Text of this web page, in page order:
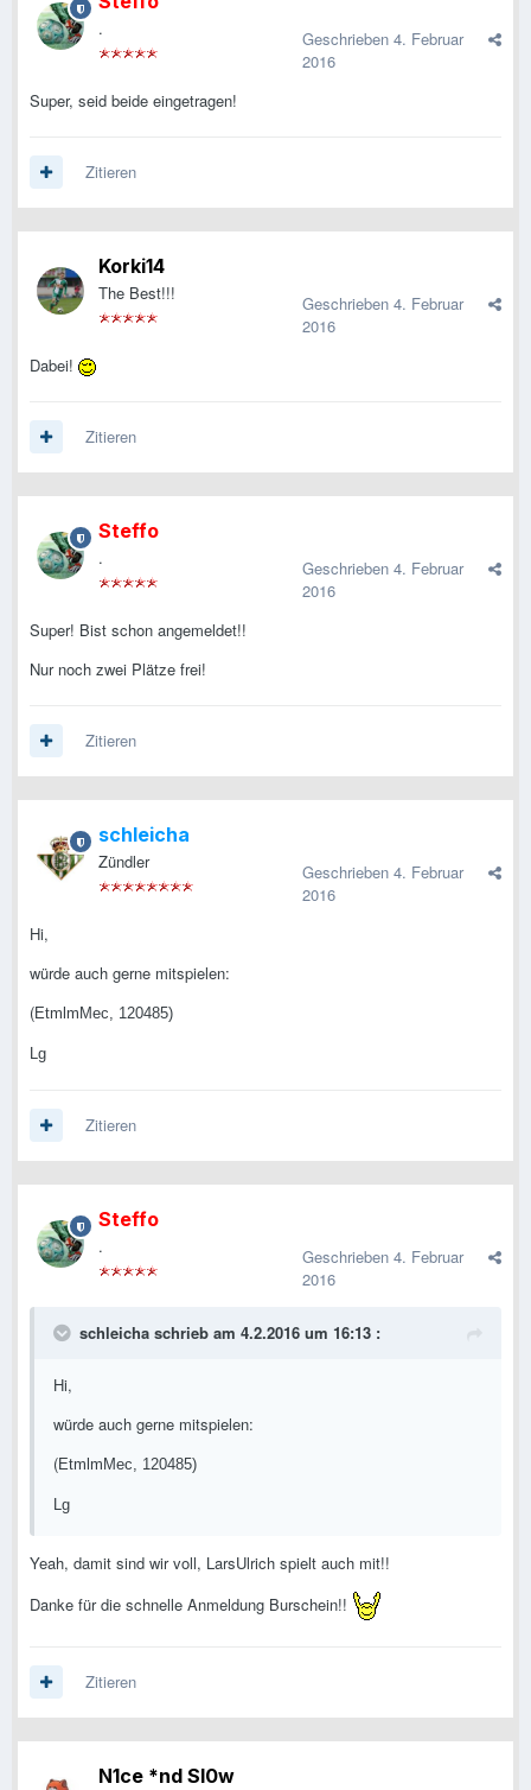
. Geschrieben 4. Februar
2016
Super, seid beide eingetragen!
Zitieren
Korki14
The Best!!! Geschrieben 4. Februar
2016
Dabei!
Zitieren
Steffo
. Geschrieben 4. Februar
2016
Super! Bist schon angemeldet!!
Nur noch zwei Plätze frei!
Zitieren
schleicha
Zündler Geschrieben 4. Februar
2016
Hi,
würde auch gerne mitspielen:
(EtmlmMec, 120485)
Lg
Zitieren
Steffo
. Geschrieben 4. Februar
2016
schleicha schrieb am 4.2.2016 um 16:13 :
Hi,
würde auch gerne mitspielen:
(EtmlmMec, 120485)
Lg
Yeah, damit sind wir voll, LarsUlrich spielt auch mit!!
Danke für die schnelle Anmeldung Burschein!!
Zitieren
N1ce *nd Sl0w